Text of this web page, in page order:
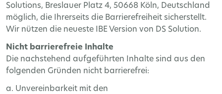
Solutions, Breslauer Platz 4, 50668 Köln, Deutschland
möglich, die Ihrerseits die Barrierefreiheit sicherstellt.
Wir nützen die neueste IBE Version von DS Solution.
Nicht barrierefreie Inhalte
Die nachstehend aufgeführten Inhalte sind aus den
folgenden Gründen nicht barrierefrei:
a. Unvereinbarkeit mit den